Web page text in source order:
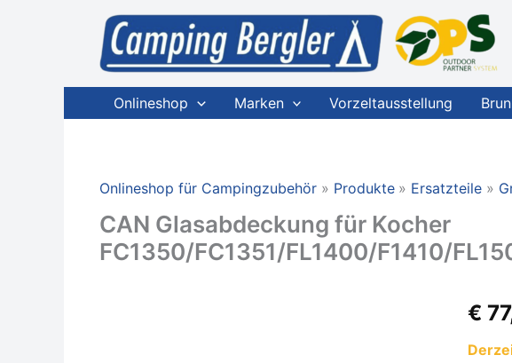
Onlineshop Marken Vorzeltausstellung
Onlineshop für Campingzubehör Produkte Ersatzteile
CAN Glasabdeckung für Kocher
FC1350/FC1351/FL1400/F1410/
€CAN
Kocher